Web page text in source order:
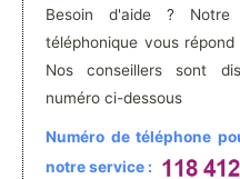
Besoin d'aide ? Notre
téléphonique vous
Nos conseillers sont
numéro ci-dessous
Numéro de téléphone
notre service :